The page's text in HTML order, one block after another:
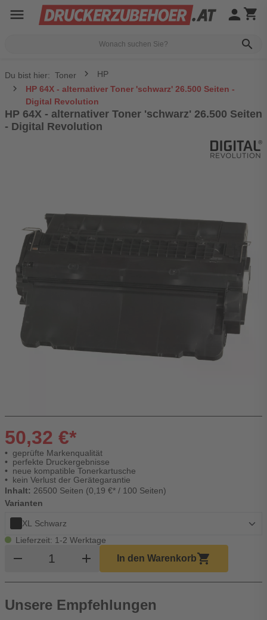
menu
search
person shopping_cart
Du bist hier: Toner
HP
HP 64X - alternativer Toner 'schwarz' 26.500 Seiten -
Digital Revolution
HP 64X - alternativer Toner 'schwarz' 26.500 Seiten
- Digital Revolution
50,32 €*
geprüfte Markenqualität
perfekte Druckergebnisse
neue kompatible Tonerkartusche
kein Verlust der Gerätegarantie
Inhalt: 26500 Seiten (0,19 €* / 100 Seiten)
Varianten
XL Schwarz
Lieferzeit: 1-2 Werktage
remove Produkt Warenkorb Menge
add In den Warenkorbshopping_cart
Unsere Empfehlungen